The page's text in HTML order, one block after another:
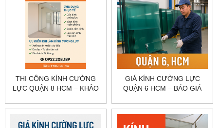
THI CÔNG KÍNH CƯỜNG
LỰC QUẬN 8 HCM – KHẢO
CITYBUILDING
GIÁ KÍNH CƯỜNG LỰC
QUẬN 6 HCM – BÁO GIÁ
CITYBUILDING